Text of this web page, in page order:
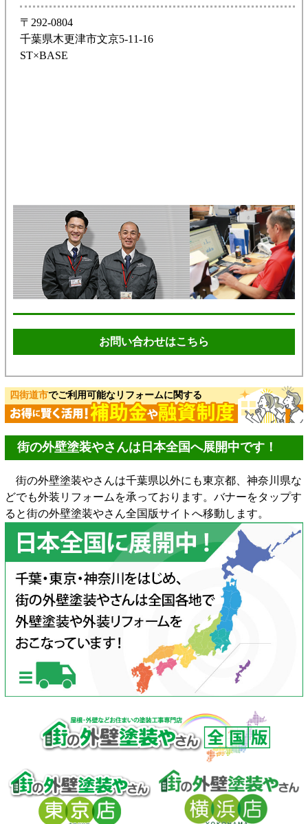
〒292-0804
千葉県木更津市文京5-11-16
ST×BASE
お問い合わせはこちら
四街道市でご利用可能なリフォームに関する
街の外壁塗装やさんは日本全国へ展開中です！
街の外壁塗装やさんは千葉県以外にも東京都、神奈川県な
どでも外装リフォームを承っております。バナーをタップす
ると街の外壁塗装やさん全国版サイトへ移動します。